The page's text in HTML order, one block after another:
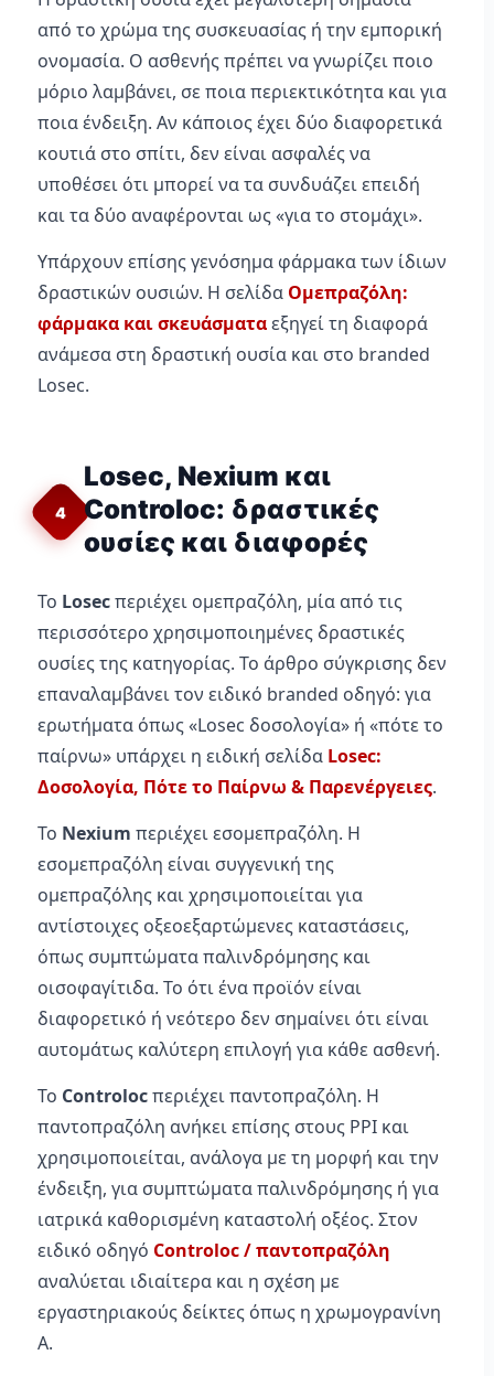
από το χρώμα της συσκευασίας ή την εμπορική
ονομασία. Ο ασθενής πρέπει να γνωρίζει ποιο
μόριο λαμβάνει, σε ποια περιεκτικότητα και για
ποια ένδειξη. Αν κάποιος έχει δύο διαφορετικά
κουτιά στο σπίτι, δεν είναι ασφαλές να
υποθέσει ότι μπορεί να τα συνδυάζει επειδή
και τα δύο αναφέρονται ως «για το στομάχι».
Υπάρχουν επίσης γενόσημα φάρμακα των ίδιων
δραστικών ουσιών. Η σελίδα Ομεπραζόλη:
φάρμακα και σκευάσματαεξηγεί τη διαφορά
ανάμεσα στη δραστική ουσία και στο branded
Losec.
4
Losec, Nexium και
Controloc: δραστικές
ουσίες και διαφορές
Το Losecπεριέχει ομεπραζόλη, μία από τις
περισσότερο χρησιμοποιημένες δραστικές
ουσίες της κατηγορίας. Το άρθρο σύγκρισης δεν
επαναλαμβάνει τον ειδικό branded οδηγό: για
ερωτήματα όπως «Losec δοσολογία» ή «πότε το
παίρνω» υπάρχει η ειδική σελίδα Losec:
Δοσολογία, Πότε το Παίρνω & Παρενέργειες.
Το Nexium περιέχει εσομεπραζόλη. Η
εσομεπραζόλη είναι συγγενική της
ομεπραζόλης και χρησιμοποιείται για
αντίστοιχες οξεοεξαρτώμενες καταστάσεις,
όπως συμπτώματα παλινδρόμησης και
οισοφαγίτιδα. Το ότι ένα προϊόν είναι
διαφορετικό ή νεότερο δεν σημαίνει ότι είναι
αυτομάτως καλύτερη επιλογή για κάθε ασθενή.
Το Controlocπεριέχει παντοπραζόλη. Η
παντοπραζόλη ανήκει επίσης στους PPI και
χρησιμοποιείται, ανάλογα με τη μορφή και την
ένδειξη, για συμπτώματα παλινδρόμησης ή για
ιατρικά καθορισμένη καταστολή οξέος. Στον
ειδικό οδηγό Controloc / παντοπραζόλη
αναλύεται ιδιαίτερα και η σχέση με
εργαστηριακούς δείκτες όπως η χρωμογρανίνη
Α.